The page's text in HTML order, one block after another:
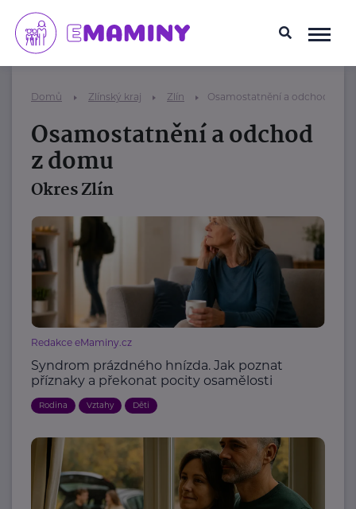
Domů Zlínský kraj Zlín Osamostatnění a odchod z
Osamostatnění a odchod
z domu
Okres Zlín
Redakce eMaminy.cz
Syndrom prázdného hnízda. Jak poznat
příznaky a překonat pocity osamělosti
Rodina Vztahy Děti